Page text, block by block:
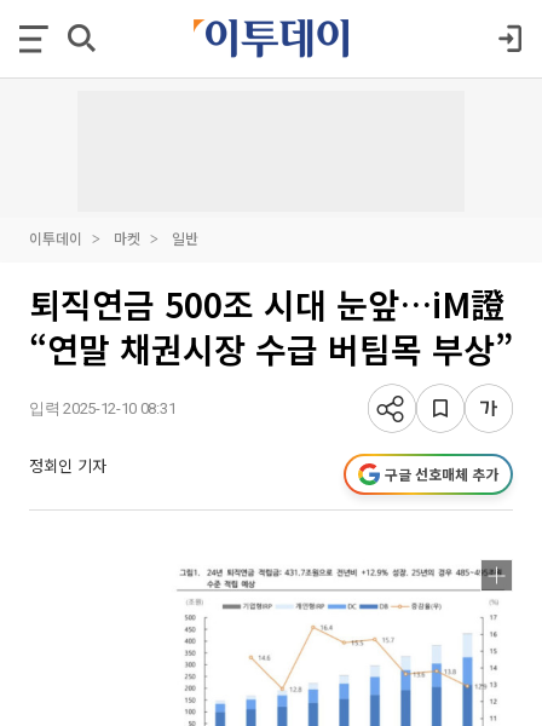
이투데이 마켓 일반
퇴직연금 500조 시대 눈앞…iM證
“연말 채권시장 수급 버팀목 부상”
입력 2025-12-10 08:31
정회인 기자 구글 선호매체 추가